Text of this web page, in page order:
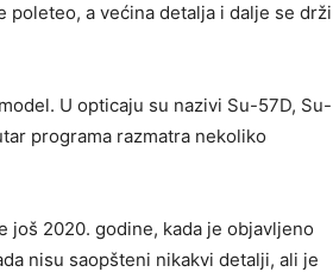
poleteo, a većina detalja i dalje se drži
U opticaju su nazivi Su-57D, Su-
programa razmatra nekoliko
2020. godine, kada je objavljeno
nisu saopšteni nikakvi detalji, ali je